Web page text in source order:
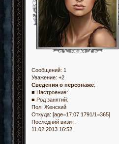
Сообщений: 1
Уважение: +2
Сведения о персонаже:
■ Настроение:
■ Род занятий:
Пол: Женский
Откуда: [age=17.07.1791/1=365]
Последний визит:
11.02.2013 16:52